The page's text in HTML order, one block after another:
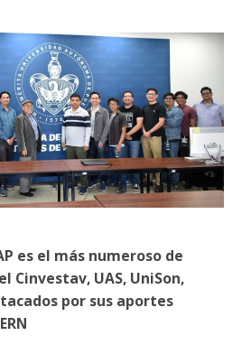
es el más numeroso de
Cinvestav, UAS, UniSon,
por sus aportes